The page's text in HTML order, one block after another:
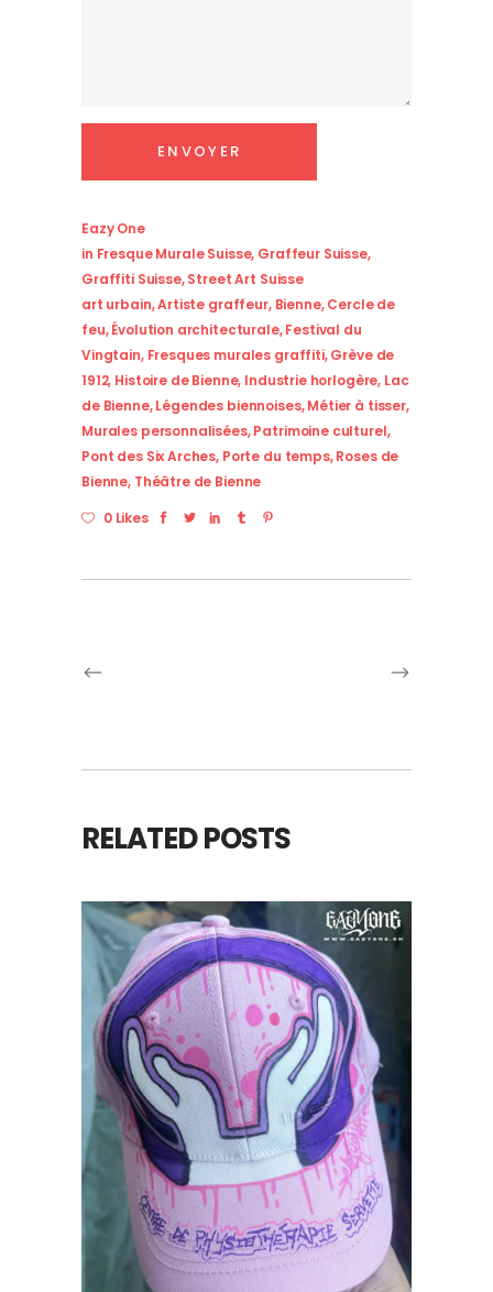
Eazy One
in Fresque Murale Suisse, Graffeur Suisse,
Graffiti Suisse,Street Art Suisse
art urbain,Artiste graffeur, Bienne,Cercle de
feu,Évolution architecturale,Festival du
Vingtain, Fresques murales graffiti,Grève de
1912, Histoire de Bienne, Industrie horlogère, Lac
de Bienne,Légendes biennoises,Métier à tisser,
Murales personnalisées,Patrimoine culturel,
Pont des Six Arches, Porte du temps,Roses de
Bienne, Théâtre de Bienne
0 Likes
RELATED POSTS